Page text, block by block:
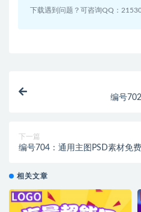
下载遇到问题？可咨询QQ：
编号
下一篇
编号704：通用主图PSD素材免
相关文章